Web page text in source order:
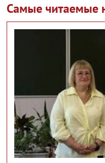
Самые читаемые